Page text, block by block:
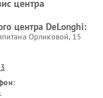
DeLonghi
центра
центра DeLonghi:
Орликовой, 15